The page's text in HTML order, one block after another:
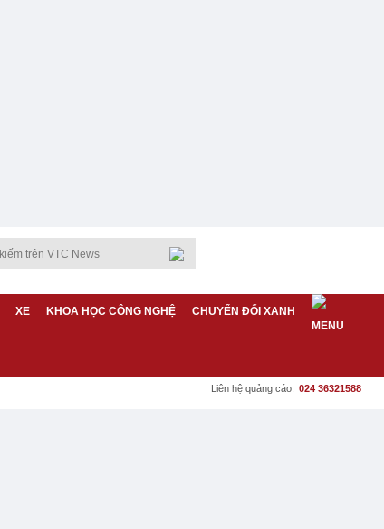
XE KHOA HỌC CÔNG NGHỆ CHUYỂN ĐỔI XANH
Liên hệ quảng cáo: 024 36321588